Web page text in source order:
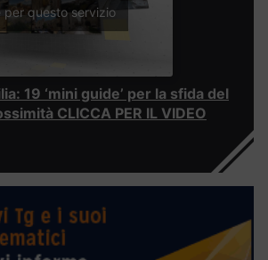
per questo servizio
19 ‘mini guide’ per la sfida del
CLICCA PER IL VIDEO